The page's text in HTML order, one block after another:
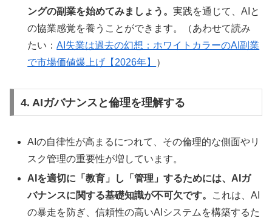
ングの副業を始めてみましょう。実践を通じて、AIと
の協業感覚を養うことができます。（あわせて読み
たい：AI失業は過去の幻想：ホワイトカラーのAI副業
で市場価値爆上げ【2026年】
）
4. AIガバナンスと倫理を理解する
AIの自律性が高まるにつれて、その倫理的な側面やリ
スク管理の重要性が増しています。
AIを適切に「教育」し「管理」するためには、AIガ
バナンスに関する基礎知識が不可欠です。
これは、AI
の暴走を防ぎ、信頼性の高いAIシステムを構築するた